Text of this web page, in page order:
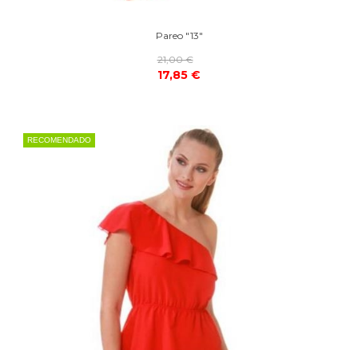
Pareo "13"
21,00 €
17,85 €
RECOMENDADO